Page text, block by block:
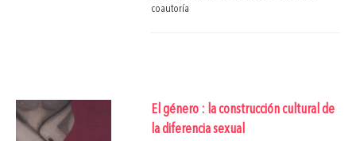
coautoría
El género : la construcción cultural de
la diferencia sexual